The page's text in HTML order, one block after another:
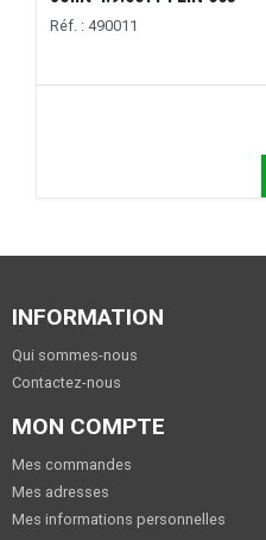
Réf. : 490011
INFORMATION
Qui sommes-nous
Contactez-nous
MON COMPTE
Mes commandes
Mes adresses
Mes informations personnelles